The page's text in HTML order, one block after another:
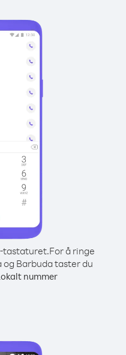
tastaturet.For å ringe
Barbuda taster du
nummer